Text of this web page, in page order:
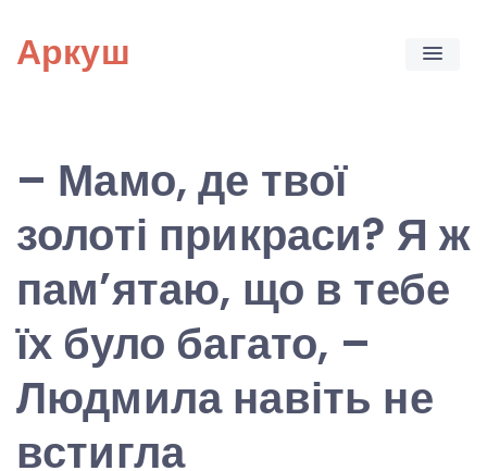
content
Аркуш
– Мамо, де твої
золоті прикраси? Я ж
пам’ятаю, що в тебе
їх було багато, –
Людмила навіть не
встигла